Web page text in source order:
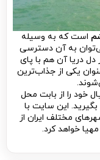
است که به وسیله
به آن دسترسی
دل دریا آن هم با پای
یکی از جذاب‌ترین
خود را از بابت محل
این سایت با
مختلف ایران از
خواهد کرد.